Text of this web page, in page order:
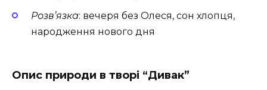
Розв’язка: вечеря без Олеся, сон хлопця,
народження нового дня
Опис природи в творі “Дивак”